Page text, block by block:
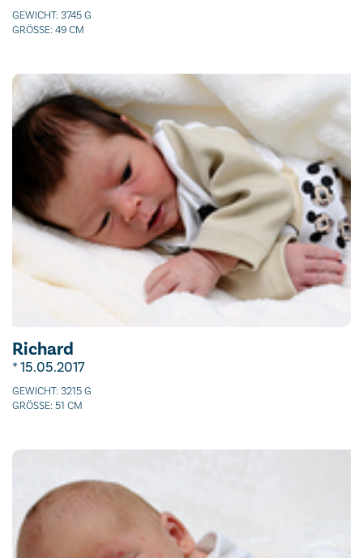
GEWICHT: 3745 G
GRÖSSE: 49 CM
Richard
* 15.05.2017
GEWICHT: 3215 G
GRÖSSE: 51 CM